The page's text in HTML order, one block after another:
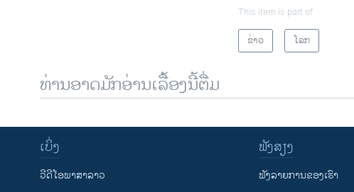
This item is part of
ຂ່າວ
ໂລກ
ທ່ານອາດມັກອ່ານເລື້ອງນີ້ຕື່ມ
ເບິ່ງ
ວີດີໂອພາສາລາວ
ຟັງສຽງ
ຟັງລາຍການຂອງເຮົາ